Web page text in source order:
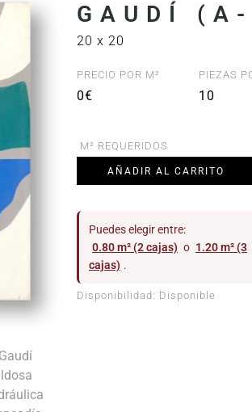
GAUDÍ
20 x 20
PRECIO POR M²
0€
PIEZAS
10
M² REQUERIDOS
AÑADIR AL CARRITO
Puedes elegir entre:
0.80 m² (2 cajas) o 1.20 m² (3
cajas) .
Disponibilidad: Disponible